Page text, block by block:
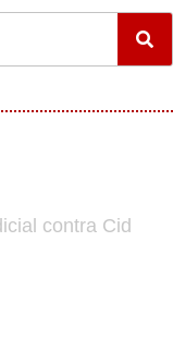
contra Cid